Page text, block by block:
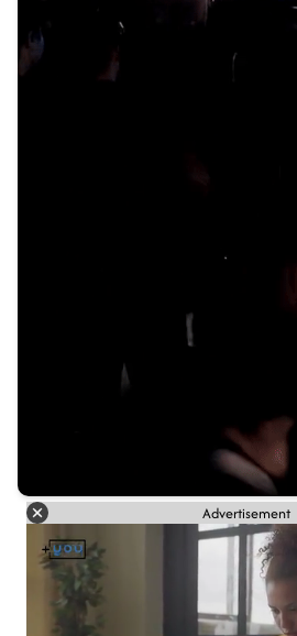
Advertisement